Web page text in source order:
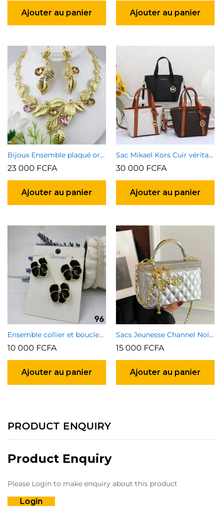
Ajouter au panier Ajouter au panier
Bijoux Ensemble plaqué or garanti type 2
23 000 FCFA
Ajouter au panier
Sac Mikael Kors Cuir véritable
30 000 FCFA
Ajouter au panier
Ensemble collier et boucles d’oreilles 2
10 000 FCFA
Ajouter au panier
Sacs Jeunesse Channel Noir et Argenté
15 000 FCFA
Ajouter au panier
PRODUCT ENQUIRY
Product Enquiry
Please Login to make enquiry about this product
Login